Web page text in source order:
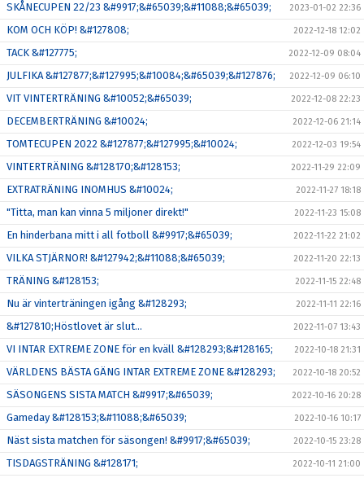
SKÅNECUPEN 22/23 &#9917;&#65039;&#11088;&#65039; 2023-01-02 22:36
KOM OCH KÖP! &#127808; 2022-12-18 12:02
TACK &#127775; 2022-12-09 08:04
JULFIKA &#127877;&#127995;&#10084;&#65039;&#127876; 2022-12-09 06:10
VIT VINTERTRÄNING &#10052;&#65039; 2022-12-08 22:23
DECEMBERTRÄNING &#10024; 2022-12-06 21:14
TOMTECUPEN 2022 &#127877;&#127995;&#10024; 2022-12-03 19:54
VINTERTRÄNING &#128170;&#128153; 2022-11-29 22:09
EXTRATRÄNING INOMHUS &#10024; 2022-11-27 18:18
"Titta, man kan vinna 5 miljoner direkt!" 2022-11-23 15:08
En hinderbana mitt i all fotboll &#9917;&#65039; 2022-11-22 21:02
VILKA STJÄRNOR! &#127942;&#11088;&#65039; 2022-11-20 22:13
TRÄNING &#128153; 2022-11-15 22:48
Nu är vinterträningen igång &#128293; 2022-11-11 22:16
&#127810;Höstlovet är slut... 2022-11-07 13:43
VI INTAR EXTREME ZONE för en kväll &#128293;&#128165; 2022-10-18 21:31
VÄRLDENS BÄSTA GÄNG INTAR EXTREME ZONE &#128293; 2022-10-18 20:52
SÄSONGENS SISTA MATCH &#9917;&#65039; 2022-10-16 20:28
Gameday &#128153;&#11088;&#65039; 2022-10-16 10:17
Näst sista matchen för säsongen! &#9917;&#65039; 2022-10-15 23:28
TISDAGSTRÄNING &#128171; 2022-10-11 21:00